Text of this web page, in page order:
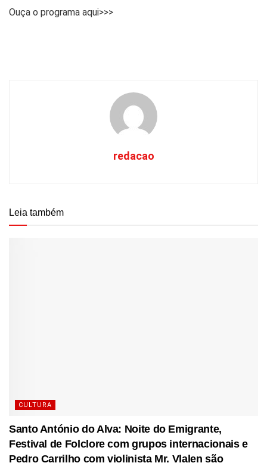
Ouça o programa aqui>>>
redacao
Leia também
CULTURA
Santo António do Alva: Noite do Emigrante,
Festival de Folclore com grupos internacionais e
Pedro Carrilho com violinista Mr. Vlalen são